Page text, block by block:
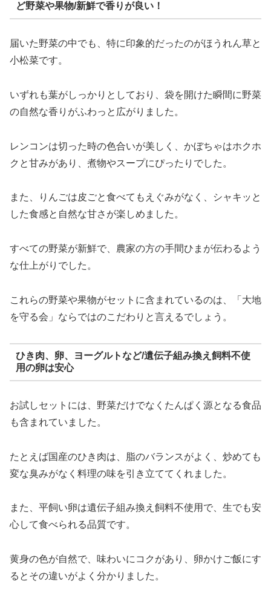
ど野菜や果物/新鮮で香りが良い！
届いた野菜の中でも、特に印象的だったのがほうれん草と
小松菜です。
いずれも葉がしっかりとしており、袋を開けた瞬間に野菜
の自然な香りがふわっと広がりました。
レンコンは切った時の色合いが美しく、かぼちゃはホクホ
クと甘みがあり、煮物やスープにぴったりでした。
また、りんごは皮ごと食べてもえぐみがなく、シャキッと
した食感と自然な甘さが楽しめました。
すべての野菜が新鮮で、農家の方の手間ひまが伝わるよう
な仕上がりでした。
これらの野菜や果物がセットに含まれているのは、「大地
を守る会」ならではのこだわりと言えるでしょう。
ひき肉、卵、ヨーグルトなど/遺伝子組み換え飼料不使
用の卵は安心
お試しセットには、野菜だけでなくたんぱく源となる食品
も含まれていました。
たとえば国産のひき肉は、脂のバランスがよく、炒めても
変な臭みがなく料理の味を引き立ててくれました。
また、平飼い卵は遺伝子組み換え飼料不使用で、生でも安
心して食べられる品質です。
黄身の色が自然で、味わいにコクがあり、卵かけご飯にす
るとその違いがよく分かりました。